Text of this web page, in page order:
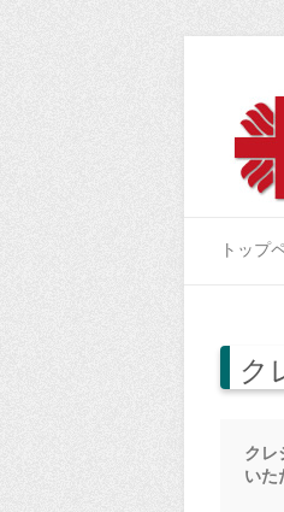
トップ
ク
クレ
いた